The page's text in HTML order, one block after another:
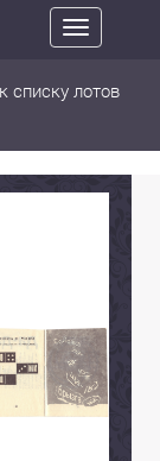
Toggle
navigation
списку лотов